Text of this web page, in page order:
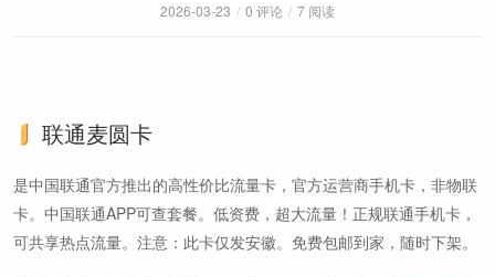
2026-03-23 / 0 评论 / 7 阅读
联通麦圆卡
是中国联通官方推出的高性价比流量卡，官方运营商手机卡，非物联
卡。中国联通APP可查套餐。低资费，超大流量！正规联通手机卡，
可共享热点流量。注意：此卡仅发安徽。免费包邮到家，随时下架。